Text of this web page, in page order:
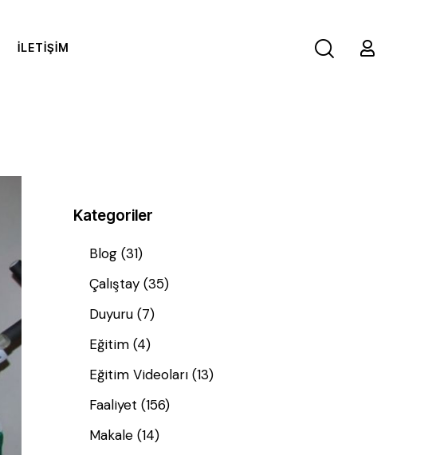
İLETIŞIM
Kategoriler
Blog (31)
Çalıştay (35)
Duyuru (7)
Eğitim (4)
Eğitim Videoları (13)
Faaliyet (156)
Makale (14)